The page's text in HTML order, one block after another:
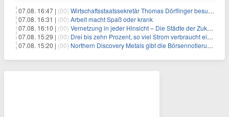
07.08. 16:47 | (00) Wirtschaftsstaatssekretär Thomas Dörflinger besucht Handwerksbetrieb im Kammerbezirk Freiburg
07.08. 16:31 | (00) Arbeit macht Spaß oder krank
07.08. 16:10 | (00) Vernetzung in jeder Hinsicht – Die Städte der Zukunft sind grün-blau
07.08. 15:29 | (00) Drei bis zehn Prozent, so viel Strom verbraucht ein Aufzug im Gebäude
07.08. 15:20 | (00) Northern Discovery Metals gibt die Börsennotierung an der Frankfurter Wertpapierbörse bekannt